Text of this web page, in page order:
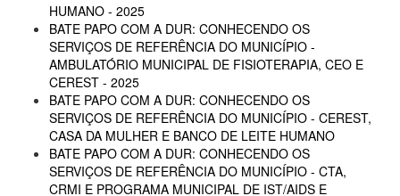
HUMANO - 2025
BATE PAPO COM A DUR: CONHECENDO OS
SERVIÇOS DE REFERÊNCIA DO MUNICÍPIO -
AMBULATÓRIO MUNICIPAL DE FISIOTERAPIA, CEO E
CEREST - 2025
BATE PAPO COM A DUR: CONHECENDO OS
SERVIÇOS DE REFERÊNCIA DO MUNICÍPIO - CEREST,
CASA DA MULHER E BANCO DE LEITE HUMANO
BATE PAPO COM A DUR: CONHECENDO OS
SERVIÇOS DE REFERÊNCIA DO MUNICÍPIO - CTA,
CRMI E PROGRAMA MUNICIPAL DE IST/AIDS E